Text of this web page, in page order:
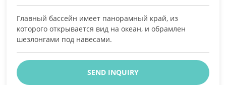
Главный бассейн имеет панорамный край, из
которого открывается вид на океан, и обрамлен
шезлонгами под навесами.
SEND INQUIRY